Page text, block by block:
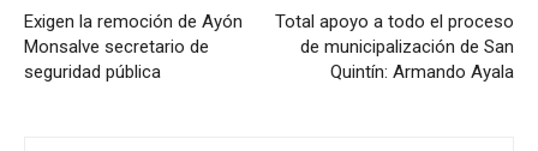
Exigen la remoción de Ayón
Monsalve secretario de
seguridad pública
Total apoyo a todo el proceso
de municipalización de San
Quintín: Armando Ayala